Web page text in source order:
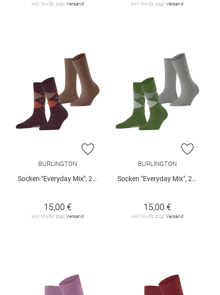
inkl. MwSt. zzgl. Versand inkl. MwSt. zzgl. Versand
ZUR WUNSCHLISTE HINZUFÜGEN
BURLINGTON
Socken "Everyday Mix", 2er-Pack
15,00 €
inkl. MwSt. zzgl. Versand
ZUR
BURLINGTON
Socken "Everyday Mix", 2er-Pack
15,00 €
inkl. MwSt. zzgl. Versand